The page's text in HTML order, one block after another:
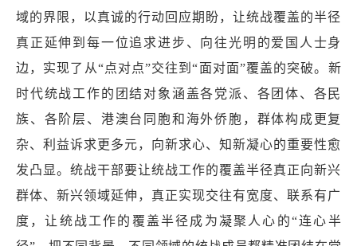
域的界限，以真诚的行动回应期盼，让统战覆盖的半径
真正延伸到每一位追求进步、向往光明的爱国人士身
边，实现了从“点对点”交往到“面对面”覆盖的突破。新
时代统战工作的团结对象涵盖各党派、各团体、各民
族、各阶层、港澳台同胞和海外侨胞，群体构成更复
杂、利益诉求更多元，向新求心、知新凝心的重要性愈
发凸显。统战干部要让统战工作的覆盖半径真正向新兴
群体、新兴领域延伸，真正实现交往有宽度、联系有广
度，让统战工作的覆盖半径成为凝聚人心的“连心半